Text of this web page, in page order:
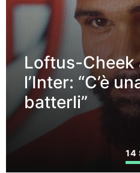
Loftus-Cheek
l’Inter: “C’è
batterli”
14